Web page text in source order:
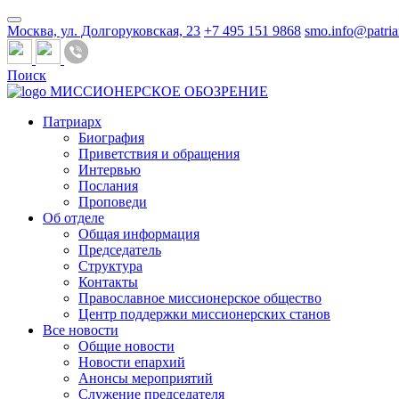
Москва, ул. Долгоруковская, 23 +7 495 151 9868
Поиск
МИССИОНЕРСКОЕ ОБОЗРЕНИЕ
Патриарх
Биография
Приветствия и обращения
Интервью
Послания
Проповеди
Об отделе
Общая информация
Председатель
Структура
Контакты
Православное миссионерское общество
Центр поддержки миссионерских станов
Все новости
Общие новости
Новости епархий
Анонсы мероприятий
Служение председателя